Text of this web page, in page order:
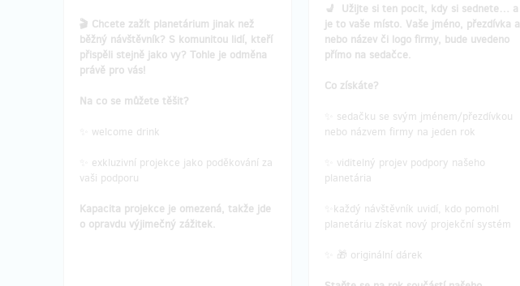
🎬 Chcete zažít planetárium jinak než
běžný návštěvník? S komunitou lidí, kteří
přispěli stejně jako vy? Tohle je odměna
právě pro vás!
Na co se můžete těšit?
✨ welcome drink
✨ exkluzivní projekce jako poděkování za
vaši podporu
Kapacita projekce je omezená, takže jde
o opravdu výjimečný zážitek.
💺 Užijte si ten pocit, kdy si sednete… a
je to vaše místo. Vaše jméno, přezdívka a
nebo název či logo firmy, bude uvedeno
přímo na sedačce.
Co získáte?
✨ sedačku se svým jménem/přezdívkou
nebo názvem firmy na jeden rok
✨ viditelný projev podpory našeho
planetária
✨každý návštěvník uvidí, kdo pomohl
planetáriu získat nový projekční systém
✨ 🎁 originální dárek